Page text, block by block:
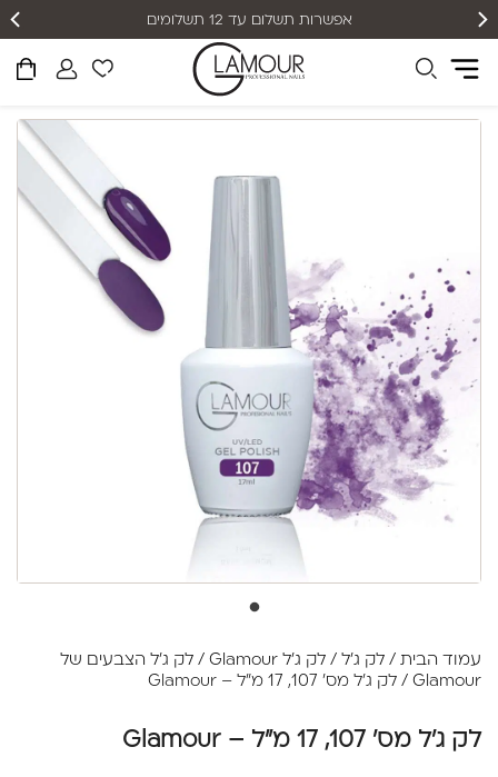
אפשרות תשלום עד 12 תשלומים
עמוד הבית / לק ג'ל / לק ג'ל Glamour / לק ג'ל הצבעים של
Glamour / לק ג'ל מס' 107, 17 מ"ל – Glamour
לק ג'ל מס' 107, 17 מ"ל – Glamour